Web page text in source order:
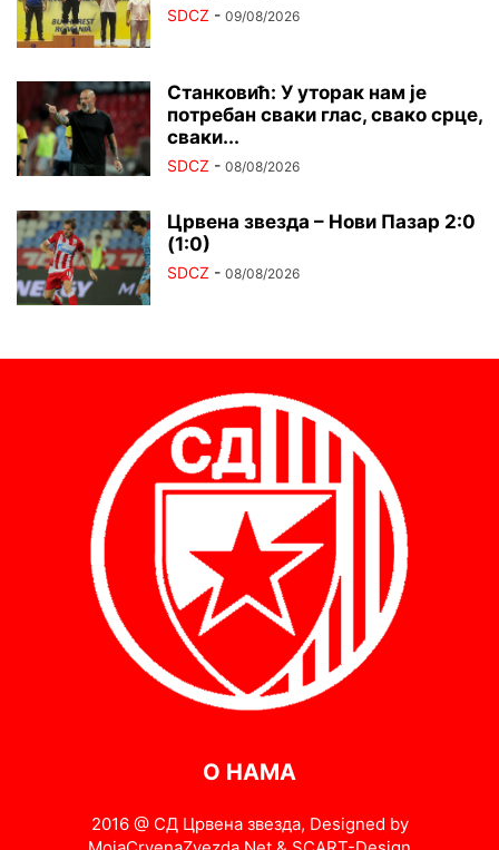
SDCZ - 09/08/2026
Станковић: У уторак нам је
потребан сваки глас, свако срце,
сваки...
SDCZ - 08/08/2026
Црвена звезда – Нови Пазар 2:0
(1:0)
SDCZ - 08/08/2026
О НАМА
2016 @ СД Црвена звезда, Designed by